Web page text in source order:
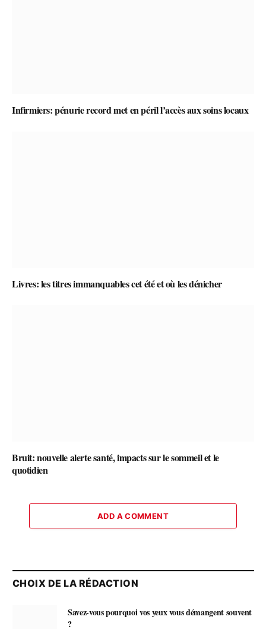
Infirmiers: pénurie record met en péril l’accès aux soins locaux
Livres: les titres immanquables cet été et où les dénicher
Bruit: nouvelle alerte santé, impacts sur le sommeil et le
quotidien
ADD A COMMENT
CHOIX DE LA RÉDACTION
Savez-vous pourquoi vos yeux vous démangent souvent
?